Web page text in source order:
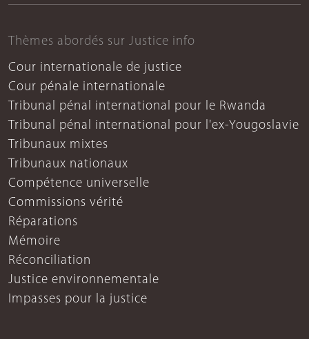
Thèmes abordés sur Justice info
Cour internationale de justice
Cour pénale internationale
Tribunal pénal international pour le Rwanda
Tribunal pénal international pour l'ex-Yougoslavie
Tribunaux mixtes
Tribunaux nationaux
Compétence universelle
Commissions vérité
Réparations
Mémoire
Réconciliation
Justice environnementale
Impasses pour la justice